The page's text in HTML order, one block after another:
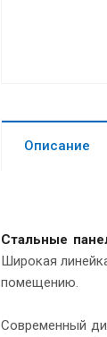
Описание
Стальные
Широкая
помещению.
Современный